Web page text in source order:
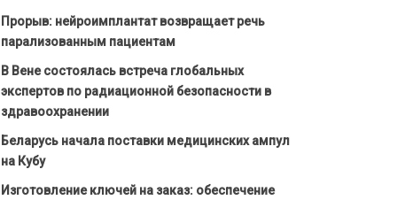
Прорыв: нейроимплантат возвращает речь
парализованным пациентам
В Вене состоялась встреча глобальных
экспертов по радиационной безопасности в
здравоохранении
Беларусь начала поставки медицинских ампул
на Кубу
Изготовление ключей на заказ: обеспечение